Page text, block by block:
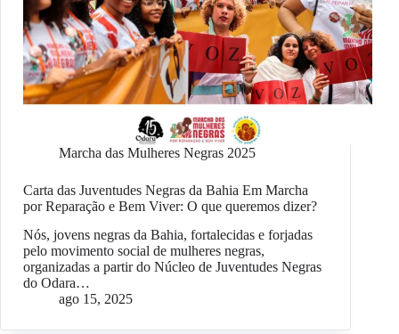
Marcha das Mulheres Negras 2025
Carta das Juventudes Negras da Bahia Em Marcha
por Reparação e Bem Viver: O que queremos dizer?
Nós, jovens negras da Bahia, fortalecidas e forjadas
pelo movimento social de mulheres negras,
organizadas a partir do Núcleo de Juventudes Negras
do Odara…
ago 15, 2025